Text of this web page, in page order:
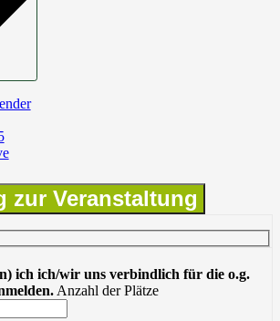
zur Veranstaltung
ich ich/wir uns verbindlich für die o.g.
Anzahl der Plätze